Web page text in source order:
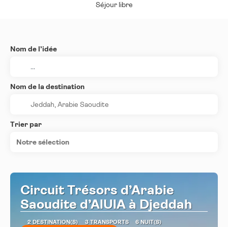
Séjour libre
Nom de l’idée
Nom de la destination
Trier par
Notre sélection
Circuit Trésors d’Arabie
Saoudite d’AlUlA à Djeddah
2 DESTINATION(S) 3 TRANSPORTS 6 NUIT(S)